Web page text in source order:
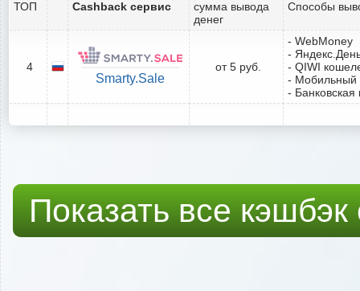
ТОП Cashback сервис
сумма вывода
денег
Способы
4
Smarty.Sale
от 5 руб.
- WebMoney
-
- QIWI
- Мобильный
- Банковская
Показать все